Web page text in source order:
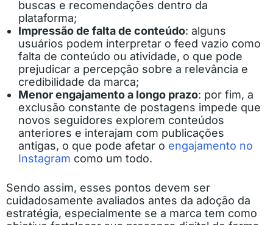
buscas e recomendações dentro da
plataforma;
Impressão de falta de conteúdo: alguns
usuários podem interpretar o feed vazio como
falta de conteúdo ou atividade, o que pode
prejudicar a percepção sobre a relevância e
credibilidade da marca;
Menor engajamento a longo prazo: por fim, a
exclusão constante de postagens impede que
novos seguidores explorem conteúdos
anteriores e interajam com publicações
antigas, o que pode afetar o engajamento no
Instagram como um todo.
Sendo assim, esses pontos devem ser
cuidadosamente avaliados antes da adoção da
estratégia, especialmente se a marca tem como